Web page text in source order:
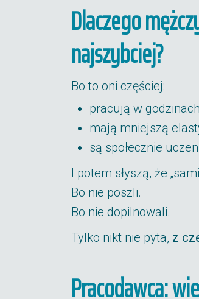
Dlaczego
najszybciej?
Bo to oni częściej:
pracują w
mają mniejszą
są społecznie
I potem słyszą, że
Bo nie poszli.
Bo nie dopilnowali.
Tylko nikt nie pyta, z
Pracodawca: